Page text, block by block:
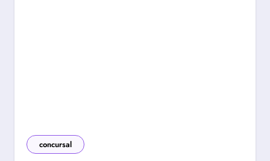
concursal